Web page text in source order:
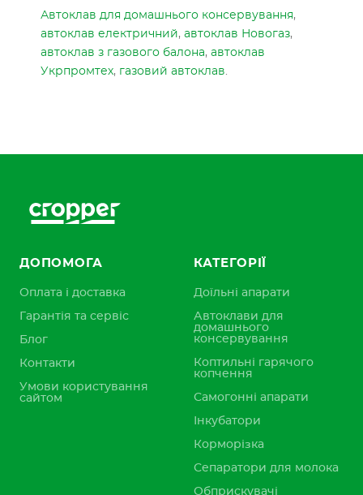
Автоклав для домашнього консервування,
автоклав електричний, автоклав Новогаз,
автоклав з газового балона, автоклав
Укрпромтех, газовий автоклав.
ДОПОМОГА
Оплата і доставка
Гарантія та сервіс
Блог
Контакти
Умови користування
сайтом
КАТЕГОРІЇ
Доїльні апарати
Автоклави для
домашнього
консервування
Коптильні гарячого
копчення
Самогонні апарати
Інкубатори
Корморізка
Сепаратори для молока
Обприскувачі